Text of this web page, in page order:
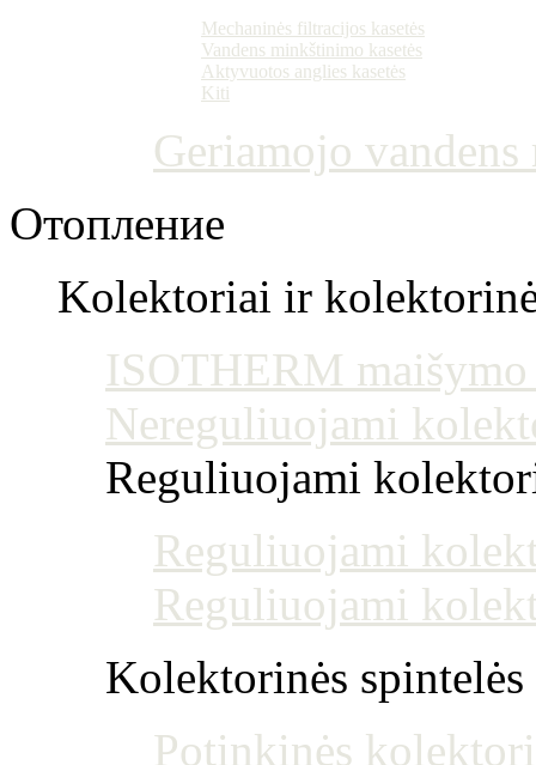
Mechaninės filtracijos kasetės
Vandens minkštinimo kasetės
Aktyvuotos anglies kasetės
Kiti
Geriamojo
Отопление
Kolektoriai ir
ISOTHERM
Nereguliuojami
Reguliuojami
Reguliuojami
Reguliuojami
Kolektorinės spintelės
Potinkinės